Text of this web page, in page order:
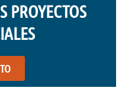
PROYECTOS